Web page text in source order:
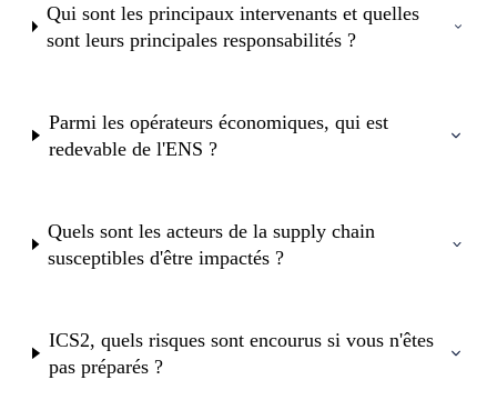
Qui sont les principaux intervenants et quelles
sont leurs principales responsabilités ?
Parmi les opérateurs économiques, qui est
redevable de l'ENS ?
Quels sont les acteurs de la supply chain
susceptibles d'être impactés ?
ICS2, quels risques sont encourus si vous n'êtes
pas préparés ?